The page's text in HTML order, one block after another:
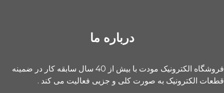
درباره ما
فروشگاه الکترونیک مودت با بیش از 40 سال سابقه کار در ضمینه
قطعات الکترونیک به صورت کلی و جزیی فعالیت می کند .